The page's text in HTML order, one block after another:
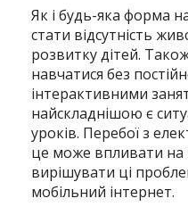
Як і будь-яка форма
стати відсутність
розвитку дітей.
навчатися без
інтерактивними
найскладнішою є
уроків. Перебої з
це може впливати на
вирішувати ці
мобільний інтернет.